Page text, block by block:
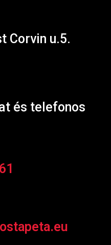
Corvin u.5.
és telefonos